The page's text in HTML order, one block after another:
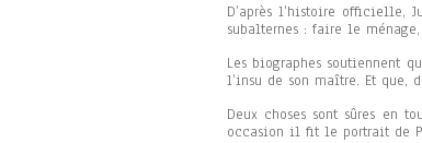
D’après l’histoire officielle,
subalternes : faire le
Les biographes soutiennent
l’insu de son maître. Et
Deux choses sont sûres en
occasion il fit le portrait de